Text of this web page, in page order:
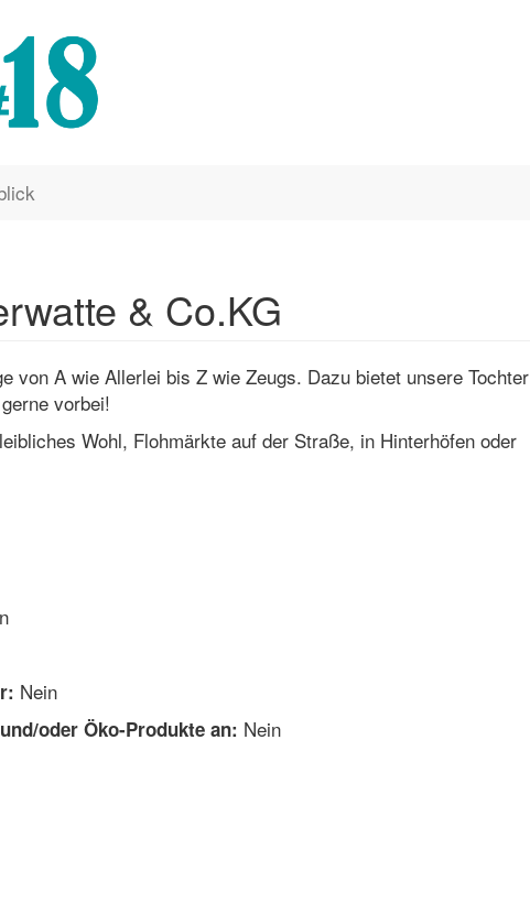
& Co.KG
von A wie Allerlei bis Z wie Zeugs. Dazu bietet unsere Tochter
vorbei!
Wohl, Flohmärkte auf der Straße, in Hinterhöfen oder
Nein
oder Öko-Produkte an: Nein